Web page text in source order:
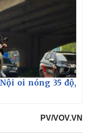
oi nóng 35 độ,
PV/VOV.VN